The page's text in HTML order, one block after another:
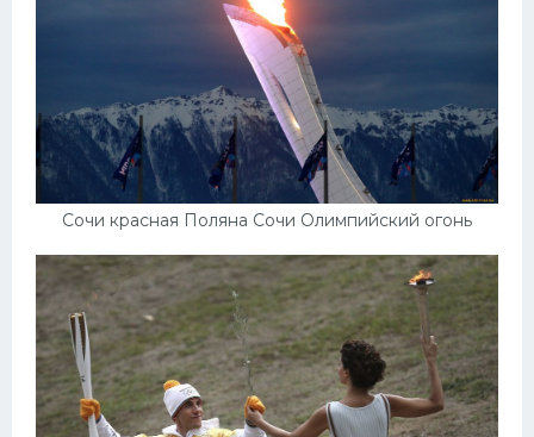
Сочи красная Поляна Сочи Олимпийский огонь